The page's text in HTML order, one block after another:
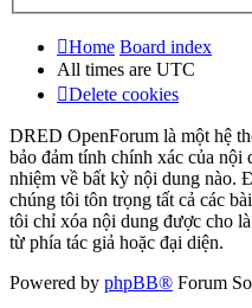
Home Board index
All times are UTC
Delete cookies
DRED OpenForum là một hệ
bảo đảm tính chính xác của nội
nhiệm về bất kỳ nội dung nào.
chúng tôi tôn trọng tất cả các
tôi chỉ xóa nội dung được cho
từ phía tác giả hoặc đại diện.
Powered by phpBB® Forum